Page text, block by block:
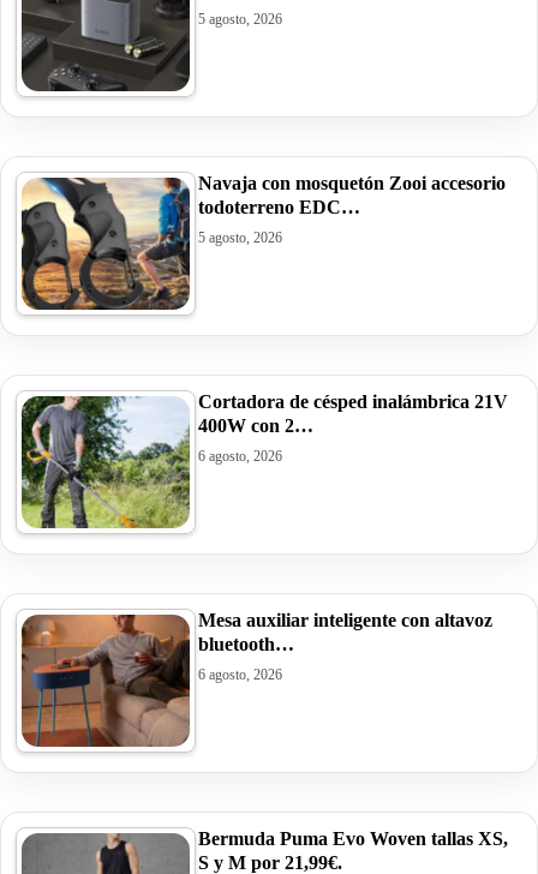
5 agosto, 2026
Navaja con mosquetón Zooi accesorio
todoterreno EDC…
5 agosto, 2026
Cortadora de césped inalámbrica 21V
400W con 2…
6 agosto, 2026
Mesa auxiliar inteligente con altavoz
bluetooth…
6 agosto, 2026
Bermuda Puma Evo Woven tallas XS,
S y M por 21,99€.